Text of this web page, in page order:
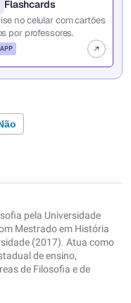
Flashcards
no celular com cartões
por professores.
que procuro
pela Universidade
Mestrado em História
(2017). Atua como
de ensino,
de Filosofia e de